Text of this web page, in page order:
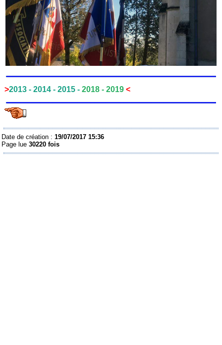
>2013 -2014 -2015 - 2018 - 2019 <
Date de création :19/07/2017 15:36
Page lue30220 fois